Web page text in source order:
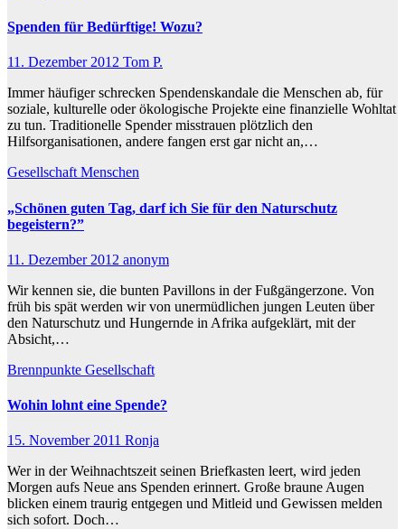
Spenden für Bedürftige! Wozu?
11. Dezember 2012 Tom P.
Immer häufiger schrecken Spendenskandale die Menschen ab, für
soziale, kulturelle oder ökologische Projekte eine finanzielle Wohltat
zu tun. Traditionelle Spender misstrauen plötzlich den
Hilfsorganisationen, andere fangen erst gar nicht an,…
GesellschaftMenschen
„Schönen guten Tag, darf ich Sie für den Naturschutz
begeistern?”
11. Dezember 2012 anonym
Wir kennen sie, die bunten Pavillons in der Fußgängerzone. Von
früh bis spät werden wir von unermüdlichen jungen Leuten über
den Naturschutz und Hungernde in Afrika aufgeklärt, mit der
Absicht,…
Brennpunkte Gesellschaft
Wohin lohnt eine Spende?
15. November 2011 Ronja
Wer in der Weihnachtszeit seinen Briefkasten leert, wird jeden
Morgen aufs Neue ans Spenden erinnert. Große braune Augen
blicken einem traurig entgegen und Mitleid und Gewissen melden
sich sofort. Doch…